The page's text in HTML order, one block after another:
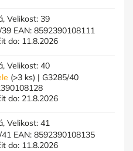
Velikost: 39
39 EAN: 8592390108111
do: 11.8.2026
Velikost: 40
(>3 ks) | G3285/40
do: 21.8.2026
Velikost: 41
41 EAN: 8592390108135
do: 11.8.2026